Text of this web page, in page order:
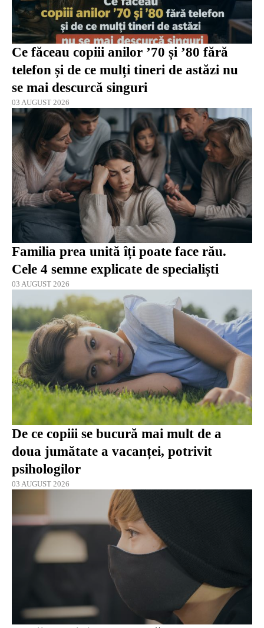
Ce făceau copiii anilor ’70 și ’80 fără
telefon și de ce mulți tineri de astăzi nu
se mai descurcă singuri
03 AUGUST 2026
Familia prea unită îți poate face rău.
Cele 4 semne explicate de specialiști
03 AUGUST 2026
De ce copiii se bucură mai mult de a
doua jumătate a vacanței, potrivit
psihologilor
03 AUGUST 2026